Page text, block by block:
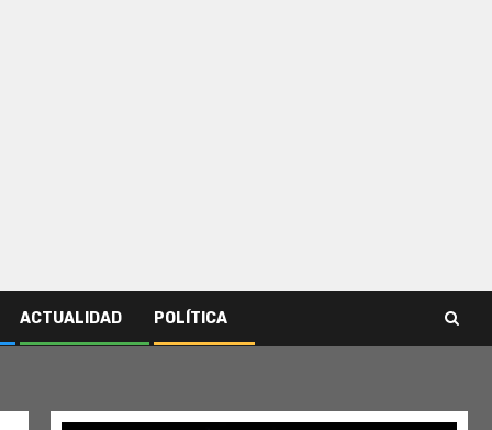
ACTUALIDAD POLÍTICA